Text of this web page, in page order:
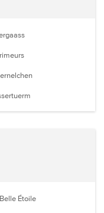
Étoile